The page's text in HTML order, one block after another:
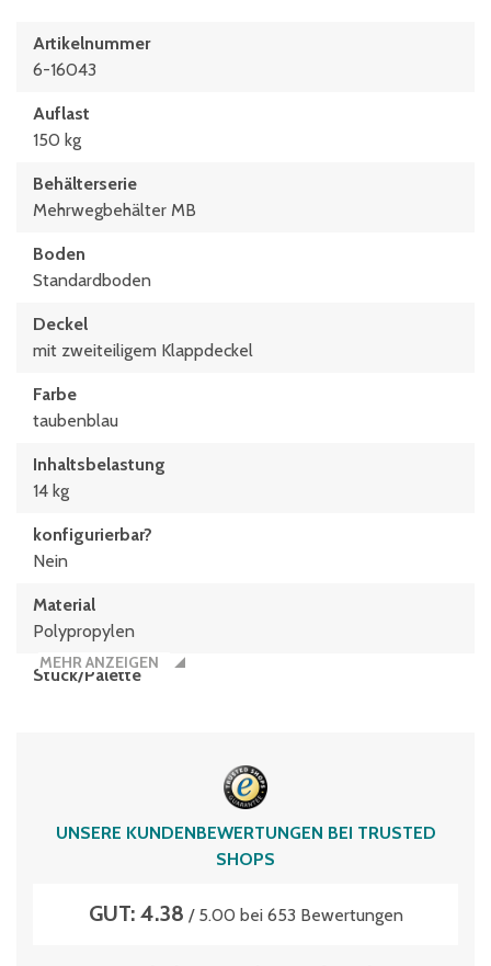
150 mm
Artikelnummer
6-16043
Auflast
150 kg
Behälterserie
Mehrwegbehälter MB
Boden
Standardboden
Deckel
mit zweiteiligem Klappdeckel
Farbe
taubenblau
Inhaltsbelastung
14 kg
konfigurierbar?
Nein
Material
Polypropylen
Stück/Palette
16 Liter
MEHR ANZEIGEN
UNSERE KUNDENBEWERTUNGEN BEI TRUSTED
SHOPS
GUT: 4.38 / 5.00 bei 653 Bewertungen